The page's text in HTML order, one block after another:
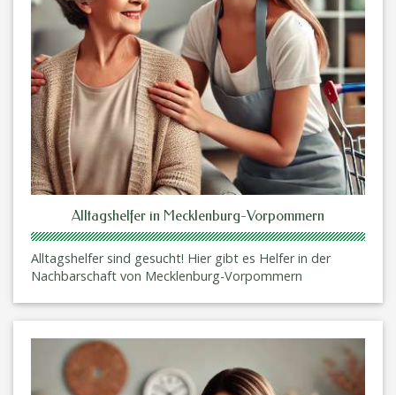
Alltagshelfer in Mecklenburg-Vorpommern
Alltagshelfer sind gesucht! Hier gibt es Helfer in der
Nachbarschaft von Mecklenburg-Vorpommern